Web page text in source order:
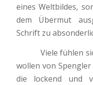
eines Weltbildes,
dem Übermut
Schrift zu
Viele fühlen sich
wollen von
die lockend und